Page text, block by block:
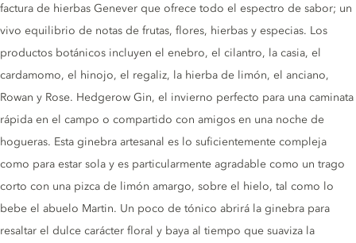
factura de hierbas Genever que ofrece todo el espectro de sabor; un
vivo equilibrio de notas de frutas, flores, hierbas y especias. Los
productos botánicos incluyen el enebro, el cilantro, la casia, el
cardamomo, el hinojo, el regaliz, la hierba de limón, el anciano,
Rowan y Rose. Hedgerow Gin, el invierno perfecto para una caminata
rápida en el campo o compartido con amigos en una noche de
hogueras. Esta ginebra artesanal es lo suficientemente compleja
como para estar sola y es particularmente agradable como un trago
corto con una pizca de limón amargo, sobre el hielo, tal como lo
bebe el abuelo Martin. Un poco de tónico abrirá la ginebra para
resaltar el dulce carácter floral y baya al tiempo que suaviza la